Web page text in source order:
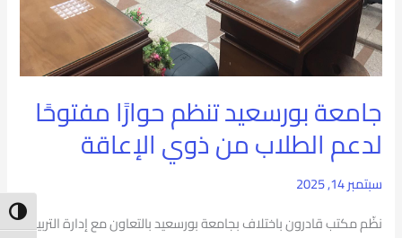
جامعة بورسعيد تنظم حوارًا مفتوحًا
لدعم الطلاب من ذوي الإعاقة
سبتمبر 14, 2025
نظّم مكتب قادرون باختلاف بجامعة بورسعيد بالتعاون مع إدارة التربية
الطلاب
من
الإعاقة